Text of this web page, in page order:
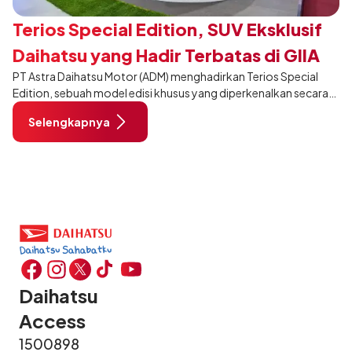
Terios Special Edition, SUV Eksklusif
Daihatsu yang Hadir Terbatas di GIIAS
2026
PT Astra Daihatsu Motor (ADM) menghadirkan Terios Special
Edition, sebuah model edisi khusus yang diperkenalkan secara
eksklusif pada ajang Gaikindo Indonesia International Auto
Show (GIIAS) 2026 di ICE BSD City, Tangerang. Dikembangkan
dari varian Terios 1.5 X A/T, model ini menawarkan sentuhan
Selengkapnya
Daihatsu
Access
1500898